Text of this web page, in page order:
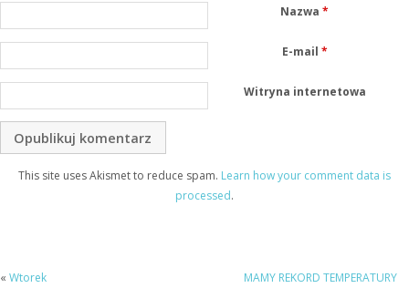
Nazwa*
E-mail *
Witryna internetowa
This site uses Akismet to reduce spam. Learn how your comment data is
processed.
« Wtorek
MAMY REKORD TEMPERATURY